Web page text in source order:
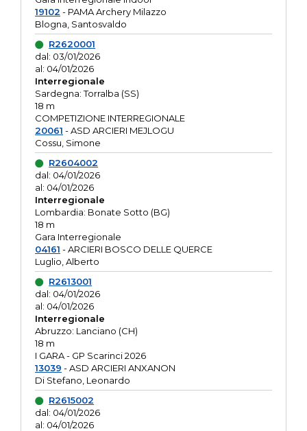
19102 - PAMA Archery Milazzo
Blogna, Santosvaldo
R2620001
dal: 03/01/2026
al: 04/01/2026
Interregionale
Sardegna: Torralba (SS)
18 m
COMPETIZIONE INTERREGIONALE
20061 - ASD ARCIERI MEJLOGU
Cossu, Simone
R2604002
dal: 04/01/2026
al: 04/01/2026
Interregionale
Lombardia: Bonate Sotto (BG)
18 m
Gara Interregionale
04161 - ARCIERI BOSCO DELLE QUERCE
Luglio, Alberto
R2613001
dal: 04/01/2026
al: 04/01/2026
Interregionale
Abruzzo: Lanciano (CH)
18 m
I GARA - GP Scarinci 2026
13039 - ASD ARCIERI ANXANON
Di Stefano, Leonardo
R2615002
dal: 04/01/2026
al: 04/01/2026